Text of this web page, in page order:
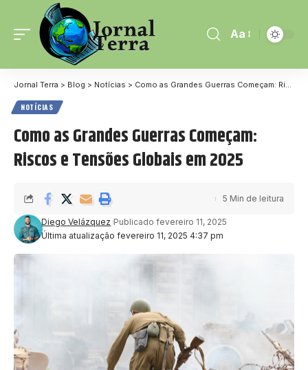
Aa
Jornal Terra > Blog > Notícias > Como as Grandes Guerras Começam: Riscos e Tensões Globais em 2025
NOTÍCIAS
Como as Grandes Guerras Começam:
Riscos e Tensões Globais em 2025
Última atualização fevereiro 11, 2025 4:37 pm
Diego Velázquez Publicado fevereiro 11, 2025
5 Min de leitura